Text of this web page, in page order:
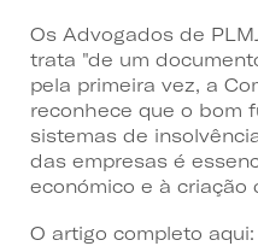
Os Advogados de
trata "de um
pela primeira vez, a
reconhece que o bom
sistemas de
das empresas é
económico e à criação
O artigo completo aqui: